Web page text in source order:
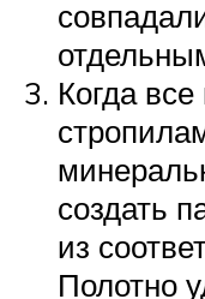
Когда
создать
из
Полотно